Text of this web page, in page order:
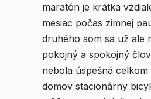
maratón je krátka
mesiac počas zimnej
druhého som sa už ale
pokojný a spokojný
nebola úspešná celkom na 100). Kvalita môjho života sa o
domov stacionárny